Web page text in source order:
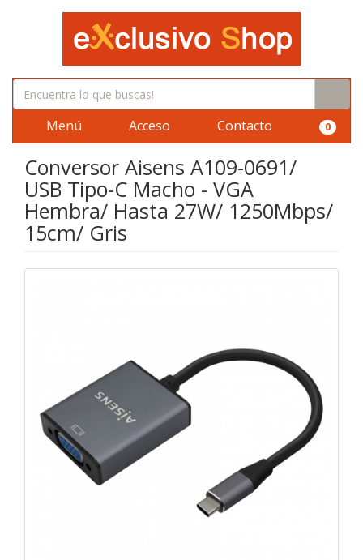
Menú Acceso Contacto 0
Conversor Aisens A109-0691/
USB Tipo-C Macho - VGA
Hembra/ Hasta 27W/ 1250Mbps/
15cm/ Gris